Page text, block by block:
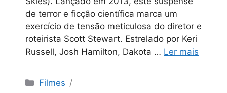
de terror e ficção científica marca um
exercício de tensão meticulosa do diretor e
roteirista Scott Stewart. Estrelado por Keri
Russell, Josh Hamilton, Dakota … Ler mais
Categorias
Filmes